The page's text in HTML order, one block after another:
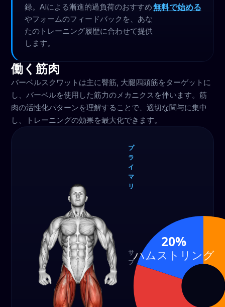
録。AIによる漸進的過負荷のおすすめ
やフォームのフィードバックを、あな
たのトレーニング履歴に合わせて提供
します。
無料で始める
働く筋肉
バーベルスクワットは主に臀筋, 大腿四頭筋をターゲットに
し、バーベルを使用した筋力のメカニクスを伴います。筋
肉の活性化パターンを理解することで、適切な関与に集中
し、トレーニングの効果を最大化できます。
プ
ラ
イ
マ
リ
50%
サ
ブ
ハム
20%
ハムストリング